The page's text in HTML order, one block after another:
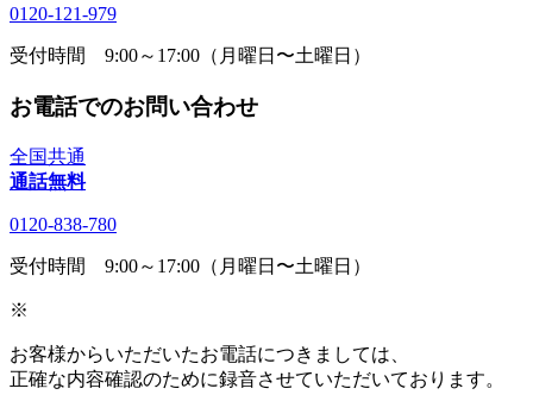
0120-121-979
受付時間 9:00～17:00（月曜日〜土曜日）
お電話でのお問い合わせ
全国共通
通話無料
0120-838-780
受付時間 9:00～17:00（月曜日〜土曜日）
※
お客様からいただいたお電話につきましては、
正確な内容確認のために録音させていただいております。